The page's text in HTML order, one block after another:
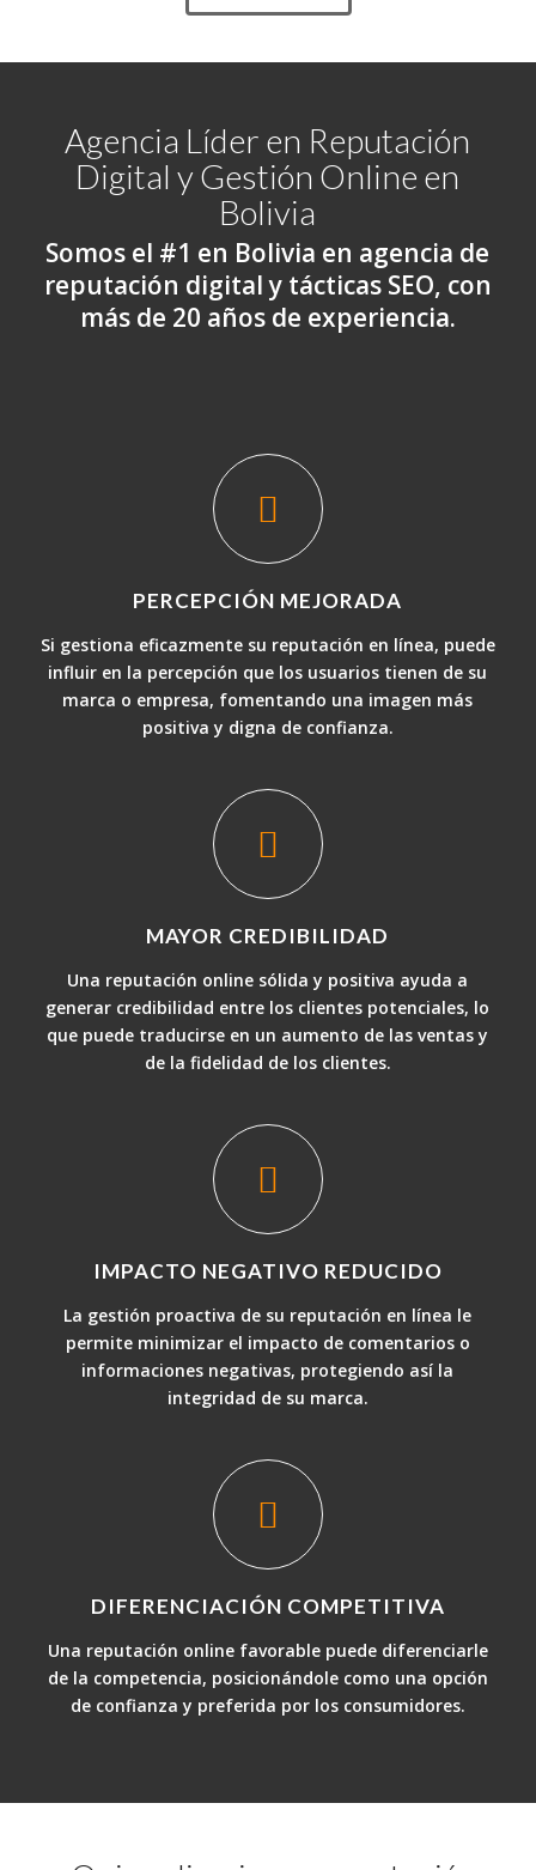
Agencia Líder en Reputación
Digital y Gestión Online en
Bolivia
Somos el #1 en Bolivia en agencia de
reputación digital y tácticas SEO, con
más de 20 años de experiencia.
PERCEPCIÓN MEJORADA
Si gestiona eficazmente su reputación en línea, puede
influir en la percepción que los usuarios tienen de su
marca o empresa, fomentando una imagen más
positiva y digna de confianza.
MAYOR CREDIBILIDAD
Una reputación online sólida y positiva ayuda a
generar credibilidad entre los clientes potenciales, lo
que puede traducirse en un aumento de las ventas y
de la fidelidad de los clientes.
IMPACTO NEGATIVO REDUCIDO
La gestión proactiva de su reputación en línea le
permite minimizar el impacto de comentarios o
informaciones negativas, protegiendo así la
integridad de su marca.
DIFERENCIACIÓN COMPETITIVA
Una reputación online favorable puede diferenciarle
de la competencia, posicionándole como una opción
de confianza y preferida por los consumidores.